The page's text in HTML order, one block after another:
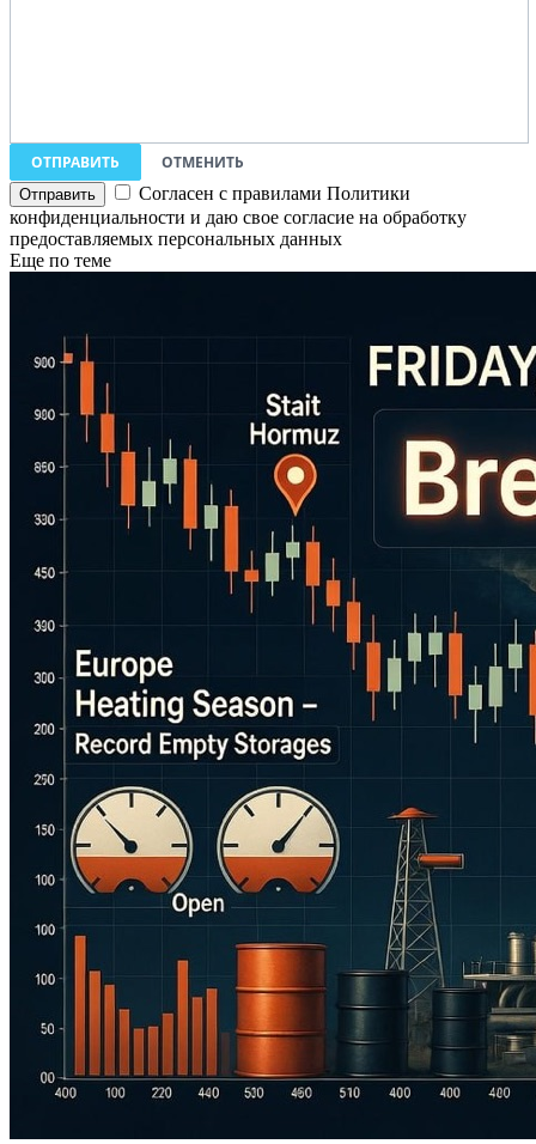
ОТПРАВИТЬ
ОТМЕНИТЬ
Согласен с правилами Политики
конфиденциальности и даю свое согласие на обработку
предоставляемых персональных данных
Еще по теме